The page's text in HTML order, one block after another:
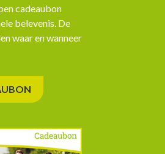
cadeaubon
belevenis. De
waar en wanneer